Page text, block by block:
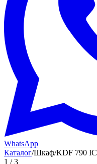
WhatsApp
Каталог/Шкаф/KDF 790 IC
1 /3